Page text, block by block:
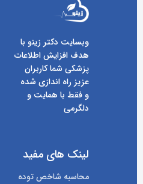
وبسایت دکتر زینو با
هدف افزایش اطلاعات
پزشکی شما کاربران
عزیز راه اندازی شده
و فقط با همایت و
دلگرمی
لینک های مفید
محاسبه شاخص توده